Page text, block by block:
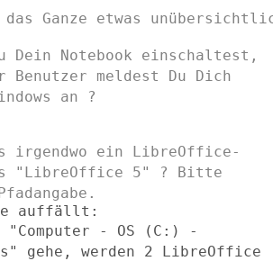
Ganze etwas
Dein Notebook einschaltest,
Benutzer meldest Du Dich
an ?
irgendwo ein LibreOffice-
"LibreOffice 5" ? Bitte
"Computer - OS (C:) -
gehe, werden 2 LibreOffice